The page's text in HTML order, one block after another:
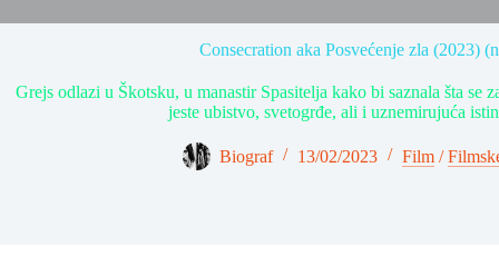
Consecration aka Posvećenje zla (2023)
Grejs odlazi u Škotsku, u manastir Spasitelja kako bi saznala šta se
jeste ubistvo, svetogrđe, ali i uznemirujuća
Biograf 13/02/2023 Film /